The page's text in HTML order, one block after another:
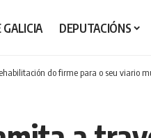
GALICIA DEPUTACIÓNS
do firme para o seu viario